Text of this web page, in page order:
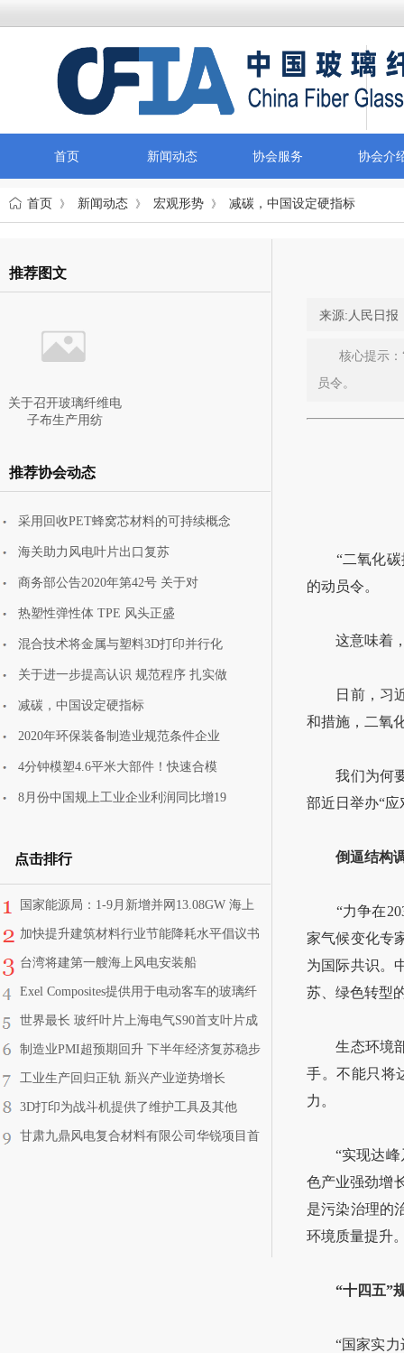
首页 新闻动态 协会服务 协会介
首页 》 新闻动态 》 宏观形势 》 减碳，中国设定硬指标
来源: 人民日报
核心提示
员令。
“二氧化碳排
的动员令。
这意味着，
日前，习近
和措施，二氧
我们为何要
部近日举办“
倒逼结构
“力争在
家气候变化专
为国际共识。
苏、绿色转型
生态环境部
手。不能只将
力。
“实现达峰乃
色产业强劲增
是污染治理的
环境质量提升
“十四五”
“国家实力进
推荐图文
关于召开玻璃纤维电
子布生产用纺
新赛道培育渐
推荐协会动态
采用回收PET蜂窝芯材料的可持续概念
海关助力风电叶片出口复苏
商务部公告2020年第42号 关于对
热塑性弹性体 TPE 风头正盛
混合技术将金属与塑料3D打印并行化
关于进一步提高认识 规范程序 扎实做
减碳，中国设定硬指标
2020年环保装备制造业规范条件企业
4分钟模塑4.6平米大部件！快速合模
8月份中国规上工业企业利润同比增19
点击排行
国家能源局：1-9月新增并网13.08GW 海上
风电新增1.06GW
加快提升建筑材料行业节能降耗水平倡议书
台湾将建第一艘海上风电安装船
Exel Composites提供用于电动客车的玻璃纤
维型材
世界最长 玻纤叶片上海电气S90首支叶片成
功下线
制造业PMI超预期回升 下半年经济复苏稳步
启航
工业生产回归正轨 新兴产业逆势增长
3D打印为战斗机提供了维护工具及其他
甘肃九鼎风电复合材料有限公司华锐项目首